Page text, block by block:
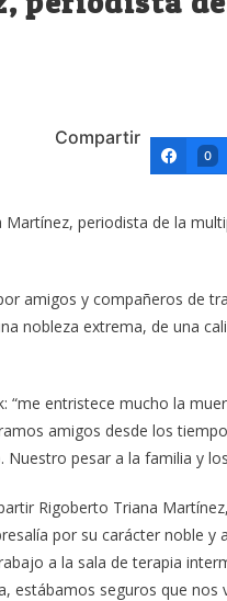
Compartir
0
periodista de la
amigos y compañeros de
nobleza extrema, de una
“me entristece mucho la
amigos desde los
pesar a la familia y
Rigoberto Triana
por su carácter noble y
a la sala de terapia
estábamos seguros que nos